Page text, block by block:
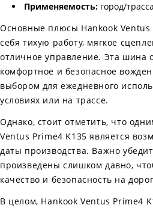
Применяемость: город/трасса
Основные плюсы Hankook
себя тихую работу, мягкое
отличное управление. Эта шина
комфортное и безопасное
выбором для ежедневного
условиях или на трассе.
Однако, стоит отметить, что
Ventus Prime4 K135 является
даты производства. Важно
произведены слишком давно,
качество и безопасность на
В целом, Hankook Ventus Prime4